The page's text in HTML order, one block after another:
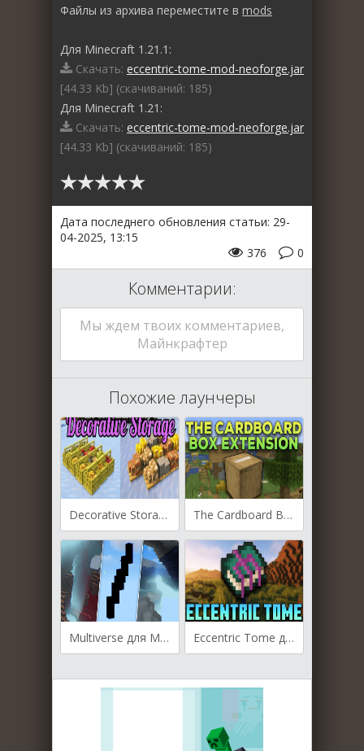
Файлы из архива переместите в mods
Для Minecraft 1.21.1:
Скачать: eccentric-tome-mod-neoforge.jar
[44.33 Kb] (cкачиваний: 185)
Для Minecraft 1.21:
Скачать: eccentric-tome-mod-neoforge.jar
[44.33 Kb] (cкачиваний: 185)
Дата последнего обновления статьи: 29-
04-2025, 13:15
0
376
Комментарии:
Мы ждем твоих комментариев,
Майнкрафтер
Похожие лаунчеры
Decorative Storage для Майнкрафт [1.21.4, 1.21.1, 1.20.4] The Cardboard Box Extension для Майнкрафт [1.21.4, 1.21.1, 1.20.6]
Multiverse для Майнкрафт [1.21.3, 1.21.1, 1.21] Eccentric Tome для Майнкрафт [1.20, 1.19.4, 1.19.3]